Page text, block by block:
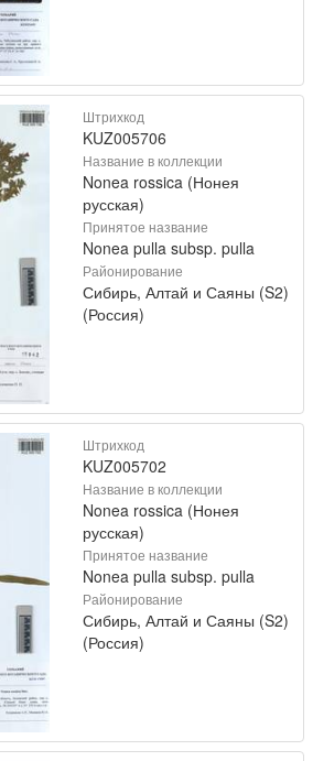
Штрихкод
KUZ005706
Название в коллекции
Nonea rossica (Нонея
русская)
Принятое название
Nonea pulla subsp. pulla
Районирование
Сибирь, Алтай и Саяны (S2)
(Россия)
Штрихкод
KUZ005702
Название в коллекции
Nonea rossica (Нонея
русская)
Принятое название
Nonea pulla subsp. pulla
Районирование
Сибирь, Алтай и Саяны (S2)
(Россия)